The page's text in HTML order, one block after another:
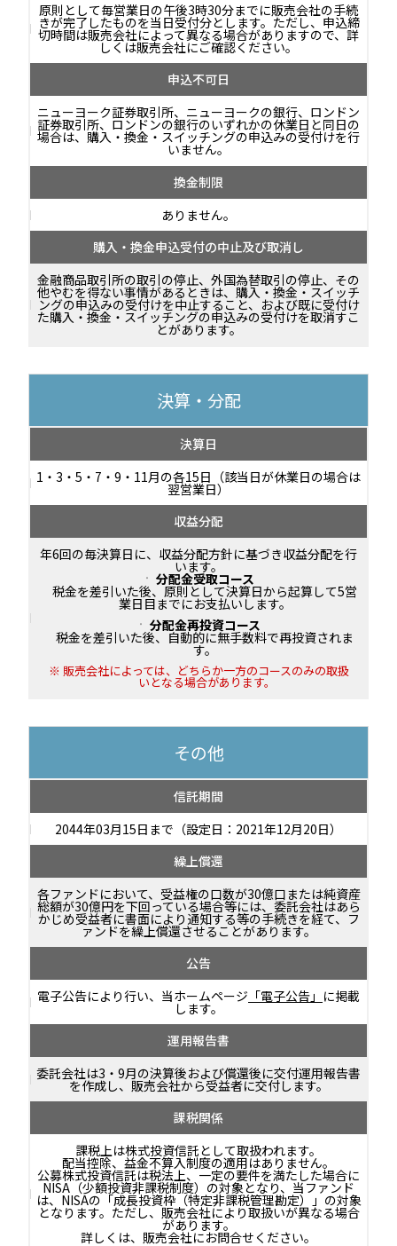
原則として毎営業日の午後3時30分までに販売会社の手続
きが完了したものを当日受付分とします。ただし、申込締
切時間は販売会社によって異なる場合がありますので、詳
しくは販売会社にご確認ください。
申込不可日
ニューヨーク証券取引所、ニューヨークの銀行、ロンドン
証券取引所、ロンドンの銀行のいずれかの休業日と同日の
場合は、購入・換金・スイッチングの申込みの受付けを行
いません。
換金制限
ありません。
購入・換金申込受付の中止及び取消し
金融商品取引所の取引の停止、外国為替取引の停止、その
他やむを得ない事情があるときは、購入・換金・スイッチ
ングの申込みの受付けを中止すること、および既に受付け
た購入・換金・スイッチングの申込みの受付けを取消すこ
とがあります。
決算・分配
決算日
1・3・5・7・9・11月の各15日（該当日が休業日の場合は
翌営業日）
収益分配
年6回の毎決算日に、収益分配方針に基づき収益分配を行
います。
分配金受取コース
税金を差引いた後、原則として決算日から起算して5営
業日目までにお支払いします。
分配金再投資コース
税金を差引いた後、自動的に無手数料で再投資されま
す。
販売会社によっては、どちらか一方のコースのみの取扱
いとなる場合があります。
その他
信託期間
2044年03月15日まで（設定日：2021年12月20日）
繰上償還
各ファンドにおいて、受益権の口数が30億口または純資産
総額が30億円を下回っている場合等には、委託会社はあら
かじめ受益者に書面により通知する等の手続きを経て、フ
ァンドを繰上償還させることがあります。
公告
電子公告により行い、当ホームページ 「電子公告」 に掲載
します。
運用報告書
委託会社は3・9月の決算後および償還後に交付運用報告書
を作成し、販売会社から受益者に交付します。
課税関係
課税上は株式投資信託として取扱われます。
配当控除、益金不算入制度の適用はありません。
公募株式投資信託は税法上、一定の要件を満たした場合に
NISA（少額投資非課税制度）の対象となり、当ファンド
は、NISAの「成長投資枠（特定非課税管理勘定）」の対象
となります。ただし、販売会社により取扱いが異なる場合
があります。
詳しくは、販売会社にお問合せください。